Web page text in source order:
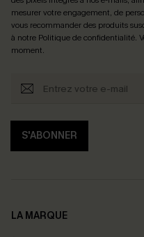
mesurer votre engagement, de
vous recommander des produits
à notre Politique de confidentialité.
moment.
S'ABONNER
LA MARQUE